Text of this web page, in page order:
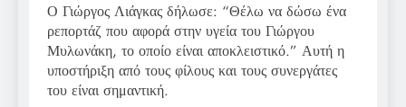
Ο Γιώργος Λιάγκας δήλωσε: “Θέλω να δώσω ένα
ρεπορτάζ που αφορά στην υγεία του Γιώργου
Μυλωνάκη, το οποίο είναι αποκλειστικό.” Αυτή η
υποστήριξη από τους φίλους και τους συνεργάτες
του είναι σημαντική.